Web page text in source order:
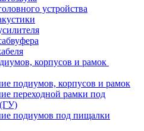
устройства
корпусов и рамок
подиумов, корпусов и рамок
переходной рамки под
подиумов под пищалки